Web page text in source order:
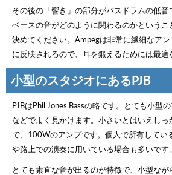
その後の「響き」の部分がバスドラムの低
ベースの音がどのように関わるのかというこ
決めてください。Ampegは非常に繊細なア
に反映されるので、耳を鍛えるためには最適
小型のスタジオにあるPJB
PJBはPhil Jones Bassの略です。とても小型
などでよく見かけます。小さいとはいえしっ
で、100Wのアンプです。個人で所有してい
や路上での演奏に用いている場合も多いです
とても素直な音が出るのが特徴で、小型な